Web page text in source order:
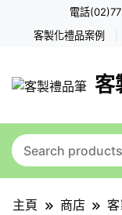
電話
客製化禮品案例
客
主頁 商店